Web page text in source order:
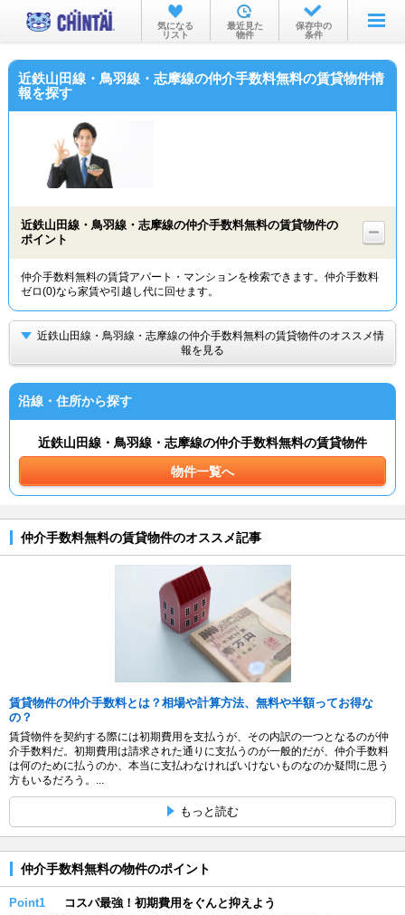
お部屋を探す
沿線・駅から
不動産会社から
気になる
リスト
最近見た
物件
保存中の
条件
近鉄山田線・鳥羽線・志摩線の仲介手数料無料の賃貸物件情
報を探す
近鉄山田線・鳥羽線・志摩線の仲介手数料無料の賃貸物件の
ポイント
仲介手数料無料の賃貸アパート・マンションを検索できます。仲介手数料
ゼロ(0)なら家賃や引越し代に回せます。
近鉄山田線・鳥羽線・志摩線の仲介手数料無料の賃貸物件のオススメ情
報を見る
沿線・住所から探す
近鉄山田線・鳥羽線・志摩線の仲介手数料無料の賃貸物件
物件一覧へ
仲介手数料無料の賃貸物件のオススメ記事
賃貸物件の仲介手数料とは？相場や計算方法、無料や半額ってお得な
の？
賃貸物件を契約する際には初期費用を支払うが、その内訳の一つとなるのが仲
介手数料だ。初期費用は請求された通りに支払うのが一般的だが、仲介手数料
は何のために払うのか、本当に支払わなければいけないものなのか疑問に思う
方もいるだろう。...
もっと読む
仲介手数料無料の物件のポイント
Point1 コスパ最強！初期費用をぐんと抑えよう